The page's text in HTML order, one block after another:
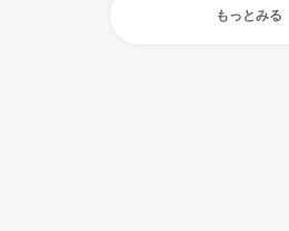
もっとみる